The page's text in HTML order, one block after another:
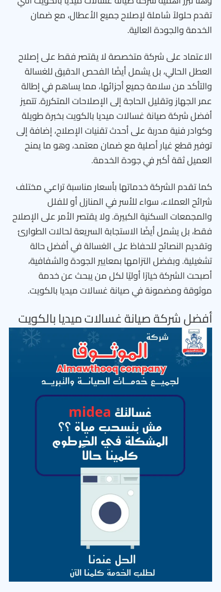
تقدم حلولاً شاملة لإصلاح جميع الأعطال، مع ضمان
الخدمة والجودة العالية.
الاعتماد على شركة متخصصة لا يقتصر فقط على إصلاح
العطل الحالي، بل يشمل أيضًا الفحص الدقيق للغسالة
والتأكد من سلامة جميع أجزائها، مما يساهم في إطالة
عمر الجهاز وتقليل الحاجة إلى الإصلاحات المتكررة. تتميز
أفضل شركة صيانة غسالات ميديا بالكويت بخبرة طويلة
وكوادر فنية مدربة على أحدث تقنيات الإصلاح، إضافة إلى
توفير قطع غيار أصلية مع ضمان معتمد، وهو ما يمنح
العميل ثقة أكبر في جودة الخدمة.
كما تقدم الشركة خدماتها بأسعار مناسبة تراعي مختلف
شرائح العملاء، سواء للأسر في المنازل أو للفلل
والمجمعات السكنية الكبيرة. ولا يقتصر الأمر على الإصلاح
فقط، بل يشمل أيضًا الاستجابة السريعة لحالات الطوارئ
وتقديم النصائح للحفاظ على الغسالة في أفضل حالة
تشغيلية. وبفضل التزامها بمعايير الجودة والشفافية،
أصبحت الشركة خيارًا أوليًا لكل من يبحث عن خدمة
موثوقة ومضمونة في صيانة غسالات ميديا بالكويت.
أفضل شركة صيانة غسالات ميديا بالكويت